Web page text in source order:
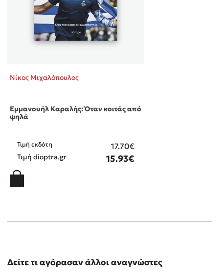
Νίκος Μιχαλόπουλος
Εμμανουήλ Καραλής: Όταν κοιτάς από
ψηλά
Τιμή εκδότη 17.70€
Τιμή dioptra.gr 15.93€
Δείτε τι αγόρασαν άλλοι αναγνώστες